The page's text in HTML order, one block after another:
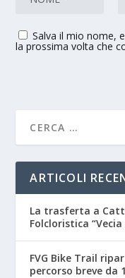
Salva il mio nome,
la prossima volta che
ARTICOLI
La trasferta a
Folcloristica
FVG Bike Trail
percorso breve da